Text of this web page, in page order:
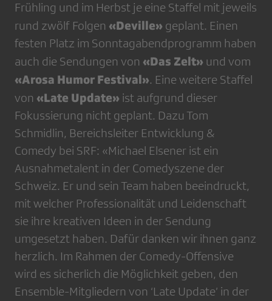
Frühling und im Herbst je eine Staffel mit jeweils
rund zwölf Folgen «Deville» geplant. Einen
festen Platz im Sonntagabendprogramm haben
auch die Sendungen von «Das Zelt» und vom
«Arosa Humor Festival». Eine weitere Staffel
von «Late Update» ist aufgrund dieser
Fokussierung nicht geplant. Dazu Tom
Schmidlin, Bereichsleiter Entwicklung &
Comedy bei SRF: «Michael Elsener ist ein
Ausnahmetalent in der Comedyszene der
Schweiz. Er und sein Team haben beeindruckt,
mit welcher Professionalität und Leidenschaft
sie ihre kreativen Ideen in der Sendung
umgesetzt haben. Dafür danken wir ihnen ganz
herzlich. Im Rahmen der Comedy-Offensive
wird es sicherlich die Möglichkeit geben, den
Ensemble-Mitgliedern von ‘Late Update’ in der